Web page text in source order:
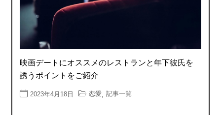
映画デートにオススメのレストランと年下彼氏を
誘うポイントをご紹介
2023年4月18日 恋愛, 記事一覧